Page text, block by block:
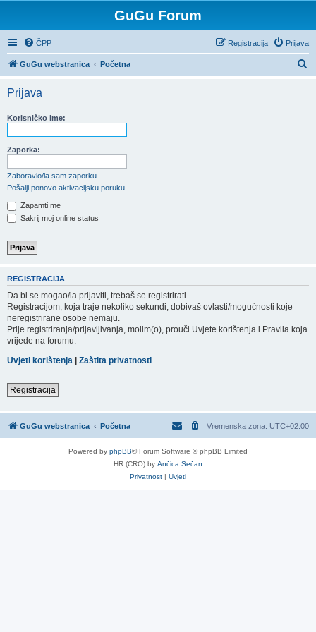
GuGu Forum
ČPP Prijava
Registracija
GuGu webstranica Početna
Prijava
Korisničko ime:
Zaporka:
Zaboravio/la sam zaporku
Pošalji ponovo aktivacijsku poruku
Zapamti me
Sakrij moj online status
REGISTRACIJA
Da bi se mogao/la prijaviti, trebaš se registrirati.
Registracijom, koja traje nekoliko sekundi, dobivaš ovlasti/mogućnosti koje
neregistrirane osobe nemaju.
Prije registriranja/prijavljivanja, molim(o), prouči Uvjete korištenja i Pravila koja
vrijede na forumu.
Uvjeti korištenja | Zaštita privatnosti
Registracija
GuGu webstranica Početna Vremenska zona: UTC+02:00
Powered by phpBB® Forum Software © phpBB Limited
HR (CRO) by Ančica Sečan
Privatnost | Uvjeti